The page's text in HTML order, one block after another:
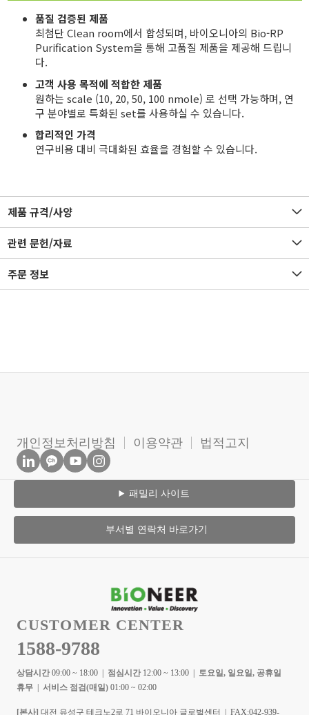
품질 검증된 제품
최첨단 Clean room에서 합성되며, 바이오니아의 Bio-RP
Purification System을 통해 고품질 제품을 제공해 드립니
다.
고객 사용 목적에 적합한 제품
원하는 scale (10, 20, 50, 100 nmole) 로 선택 가능하며, 연
구 분야별로 특화된 set를 사용하실 수 있습니다.
합리적인 가격
연구비용 대비 극대화된 효율을 경험할 수 있습니다.
제품 규격/사양
관련 문헌/자료
주문 정보
개인정보처리방침 이용약관 법적고지
패밀리 사이트
부서별 연락처 바로가기
CUSTOMER CENTER
1588-9788
상담시간 09:00 ~ 18:00 | 점심시간 12:00 ~ 13:00 | 토요일, 일요일, 공휴일
휴무 | 서비스 점검(매일) 01:00 ~ 02:00
[본사] 대전 유성구 테크노2로 71 바이오니아 글로벌센터 | FAX:042-939-